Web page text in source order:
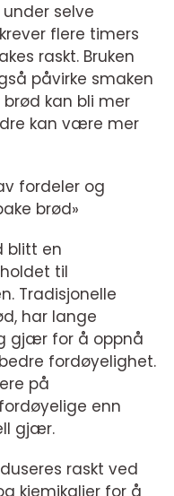
selve
flere timers
raskt. Bruken
påvirke smaken
kan bli mer
kan være mer
fordeler og
brød»
blitt en
til
Tradisjonelle
har lange
gjær for å oppnå
fordøyelighet.
på
enn
gjær.
raskt ved